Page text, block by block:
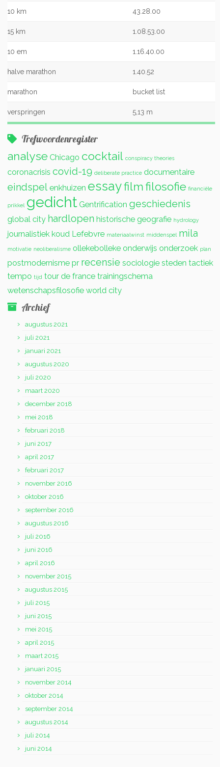
10 km 43.28.00
15 km 1.08.53.00
10 em 1.16.40.00
halve marathon 1.40.52
marathon bucket list
verspringen 5,13 m
Trefwoordenregister
analyse Chicago cocktail conspiracy theories
coronacrisis covid-19 deliberate practice documentaire
eindspel enkhuizen essayfilmfilosofie financiële
prikkel gedicht Gentrification geschiedenis
global city hardlopen historische geografie hydrology
journalistiek koud Lefebvre materiaalwinst middenspel mila
motivatie neoliberalisme ollekebolleke onderwijs onderzoek plan
postmodernisme pr recensie sociologie steden tactiek
tempo tijd tour de france trainingschema
wetenschapsfilosofie world city
Archief
augustus 2021
juli 2021
januari 2021
augustus 2020
juli 2020
maart 2020
december 2018
mei 2018
februari 2018
juni 2017
april 2017
februari 2017
november 2016
oktober 2016
september 2016
augustus 2016
juli 2016
juni 2016
april 2016
november 2015
augustus 2015
juli 2015
juni 2015
mei 2015
april 2015
maart 2015
januari 2015
november 2014
oktober 2014
september 2014
augustus 2014
juli 2014
juni 2014